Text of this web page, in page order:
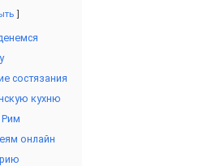
состязания
кухню
онлайн